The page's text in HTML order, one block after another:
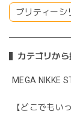
プリティーシ
カテゴリから
MEGA NIKKE
【どこでもい